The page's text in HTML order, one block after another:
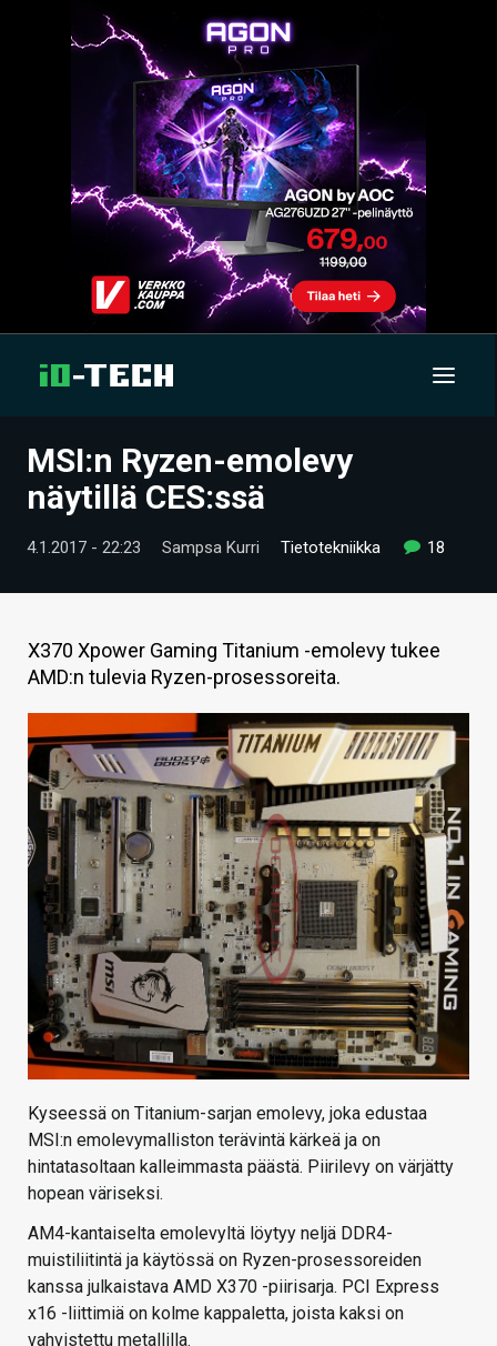
UUTISET
TIETOA
HINTA.FI
KAUPPA
VAIHDA TEEMA
HAKU
MSI:n Ryzen-emolevy
näytillä CES:ssä
4.1.2017 - 22:23 Sampsa Kurri Tietotekniikka 18
X370 Xpower Gaming Titanium -emolevy tukee
AMD:n tulevia Ryzen-prosessoreita.
Kyseessä on Titanium-sarjan emolevy, joka edustaa
MSI:n emolevymalliston terävintä kärkeä ja on
hintatasoltaan kalleimmasta päästä. Piirilevy on värjätty
hopean väriseksi.
AM4-kantaiselta emolevyltä löytyy neljä DDR4-
muistiliitintä ja käytössä on Ryzen-prosessoreiden
kanssa julkaistava AMD X370 -piirisarja. PCI Express
x16 -liittimiä on kolme kappaletta, joista kaksi on
vahvistettu metallilla.